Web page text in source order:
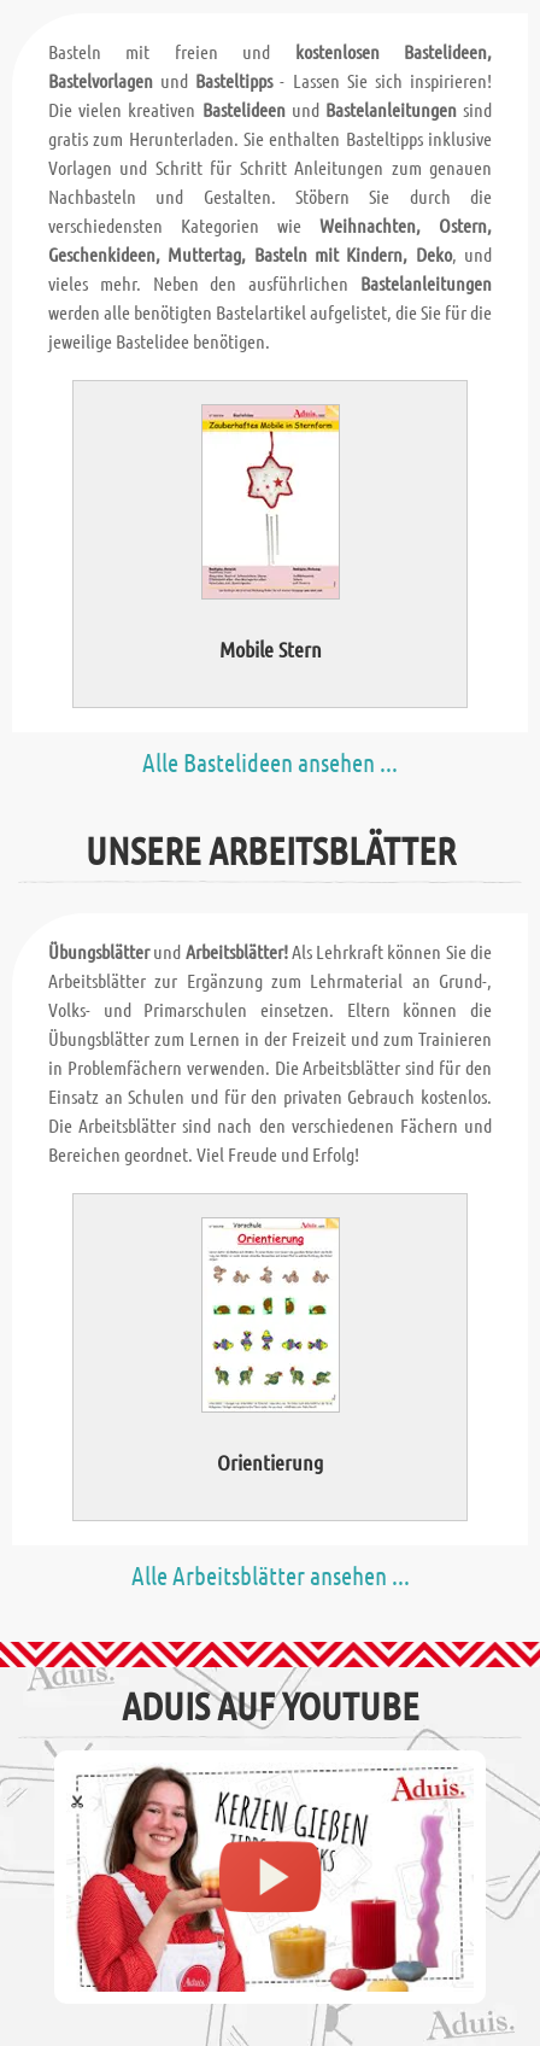
Basteln mit freien und kostenlosen Bastelideen,
Bastelvorlagen und Basteltipps- Lassen Sie sich inspirieren!
Die vielen kreativen Bastelideenund Bastelanleitungensind
gratis zum Herunterladen. Sie enthalten Basteltipps inklusive
Vorlagen und Schritt für Schritt Anleitungen zum genauen
Nachbasteln und Gestalten. Stöbern Sie durch die
verschiedensten Kategorien wie Weihnachten, Ostern,
Geschenkideen, Muttertag, Basteln mit Kindern, Deko, und
vieles mehr. Neben den ausführlichen Bastelanleitungen
werden alle benötigten Bastelartikel aufgelistet, die Sie für die
jeweilige Bastelidee benötigen.
Mobile Stern
Alle Bastelideen ansehen ...
UNSERE ARBEITSBLÄTTER
Übungsblätterund Arbeitsblätter!Als Lehrkraft können Sie die
Arbeitsblätter zur Ergänzung zum Lehrmaterial an Grund-,
Volks- und Primarschulen einsetzen. Eltern können die
Übungsblätter zum Lernen in der Freizeit und zum Trainieren
in Problemfächern verwenden. Die Arbeitsblätter sind für den
Einsatz an Schulen und für den privaten Gebrauch kostenlos.
Die Arbeitsblätter sind nach den verschiedenen Fächern und
Bereichen geordnet. Viel Freude und Erfolg!
Orientierung
Alle Arbeitsblätter ansehen ...
ADUIS AUF YOUTUBE